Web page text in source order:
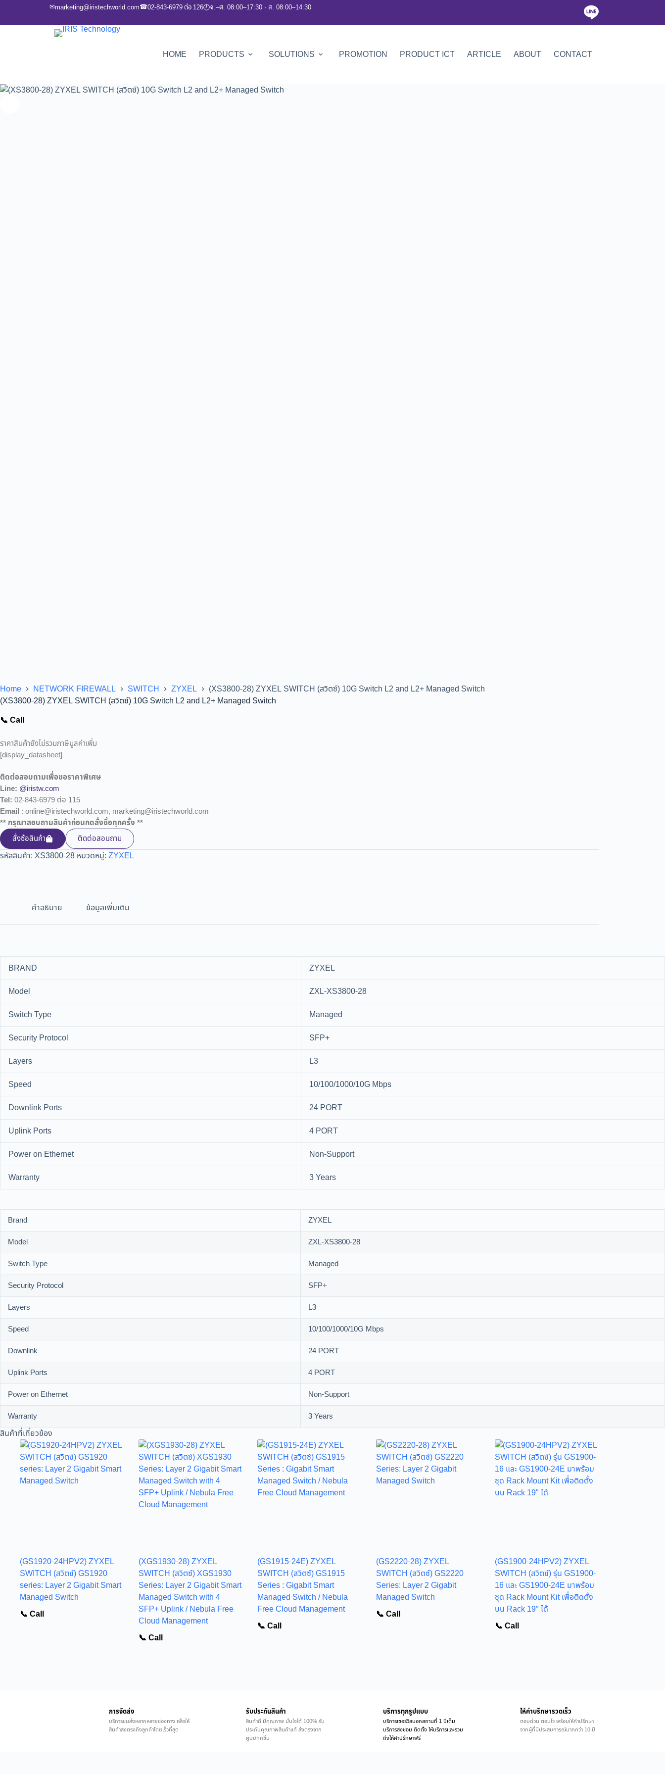
✉marketing@iristechworld.com☎02-843-6979 ต่อ 126🕘จ.–ศ. 08:00–17:30 · ส. 08:00–14:30
HOME PRODUCTS SOLUTIONS PROMOTION PRODUCT ICT ARTICLE ABOUT CONTACT
Home NETWORK FIREWALL SWITCH ZYXEL
(XS3800-28) ZYXEL SWITCH (สวิตซ์) 10G Switch L2 and L2+ Managed Switch
(XS3800-28) ZYXEL SWITCH (สวิตซ์) 10G Switch L2 and L2+ Managed Switch
📞 Call
ราคาสินค้ายังไม่รวมภาษีมูลค่าเพิ่ม
[display_datasheet]
ติดต่อสอบถามเพื่อขอราคาพิเศษ
Line: @iristw.com
Tel: 02-843-6979 ต่อ 115
Email : online@iristechworld.com, marketing@iristechworld.com
** กรุณาสอบถามสินค้าก่อนกดสั่งซื้อทุกครั้ง **
สั่งซ้อสินค้า
ติดต่อสอบถาม
รหัสสินค้า: XS3800-28 หมวดหมู่: ZYXEL
คำอธิบาย ข้อมูลเพิ่มเติม
BRAND
ZYXEL
Model
ZXL-XS3800-28
Switch Type
Managed
Security Protocol
SFP+
Layers
L3
Speed
10/100/1000/10G Mbps
Downlink Ports
24 PORT
Uplink Ports
4 PORT
Power on Ethernet
Non-Support
Warranty
3 Years
Brand
ZYXEL
Model
ZXL-XS3800-28
Switch Type
Managed
Security Protocol
SFP+
Layers
L3
Speed
10/100/1000/10G Mbps
Downlink
24 PORT
Uplink Ports
4 PORT
Power on Ethernet
Non-Support
Warranty
3 Years
สินค้าที่เกี่ยวข้อง
(GS1920-24HPV2) ZYXEL
SWITCH (สวิตซ์) GS1920
series: Layer 2 Gigabit Smart
Managed Switch
📞 Call
(XGS1930-28) ZYXEL
SWITCH (สวิตซ์) XGS1930
Series: Layer 2 Gigabit Smart
Managed Switch with 4
SFP+ Uplink / Nebula Free
Cloud Management
📞 Call
(GS1915-24E) ZYXEL
SWITCH (สวิตซ์) GS1915
Series : Gigabit Smart
Managed Switch / Nebula
Free Cloud Management
📞 Call
(GS2220-28) ZYXEL
SWITCH (สวิตซ์) GS2220
Series: Layer 2 Gigabit
Managed Switch
📞 Call
(GS1900-24HPV2) ZYXEL
SWITCH (สวิตซ์) รุ่น GS1900-
16 และ GS1900-24E มาพร้อม
ชุด Rack Mount Kit เพื่อติดตั้ง
บน Rack 19″ ได้
📞 Call
การจัดส่ง
บริการขนส่งหลากหลายช่องทาง เพื่อให้
สินค้าส่งตรงถึงลูกค้าโดยเร็วที่สุด
รับประกันสินค้า
สินค้าดี มีคุณภาพ มั่นใจได้ 100% รับ
ประกันคุณภาพสินค้าแท้ ส่งตรงจาก
ศูนย์ทุกชิ้น
บริการทุกรูปแบบ
บริการเซอร์วิสนอกสถานที่ 1 ปีเต็ม
บริการส่งซ่อม ติดตั้ง ให้บริการและรวม
ถึงให้คำปรึกษาฟรี
ให้คำบรึกษารวดเร็ว
ตอบด่วน ตอบไว พร้อมให้คำปรึกษา
จากผู้ที่มีประสบการณ์มากกว่า 10 ปี